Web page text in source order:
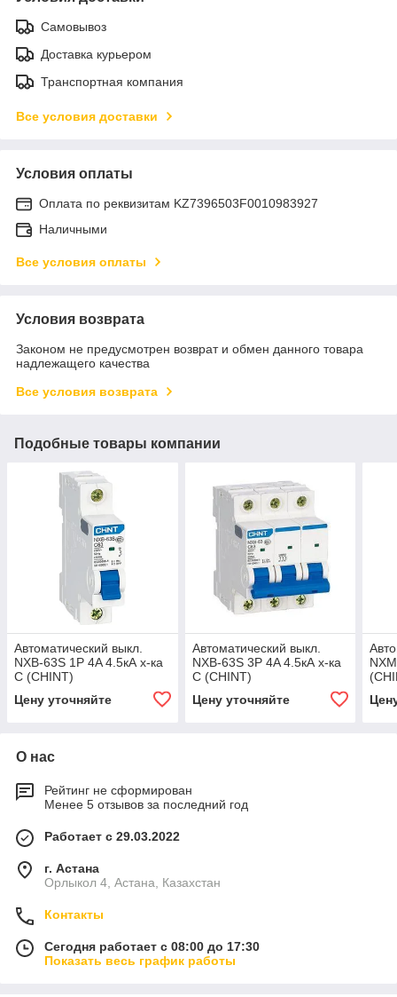
Самовывоз
Доставка курьером
Транспортная компания
Все условия доставки
Условия оплаты
Оплата по реквизитам KZ7396503F0010983927
Наличными
Все условия оплаты
Условия возврата
Законом не предусмотрен возврат и обмен данного товара
надлежащего качества
Все условия возврата
Подобные товары компании
Автоматический выкл.
NXB-63S 1P 4A 4.5кА х-ка
С (CHINT)
Цену уточняйте
Автоматический выкл.
NXB-63S 3P 4A 4.5кА х-ка
С (CHINT)
Цену уточняйте
О нас
Рейтинг не сформирован
Менее 5 отзывов за последний год
Работает с 29.03.2022
г. Астана
Орлыкол 4, Астана, Казахстан
Контакты
Сегодня работает с 08:00 до 17:30
Показать весь график работы